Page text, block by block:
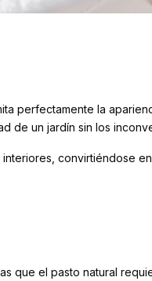
perfectamente la
un jardín sin los
convirtiéndose
el pasto natural